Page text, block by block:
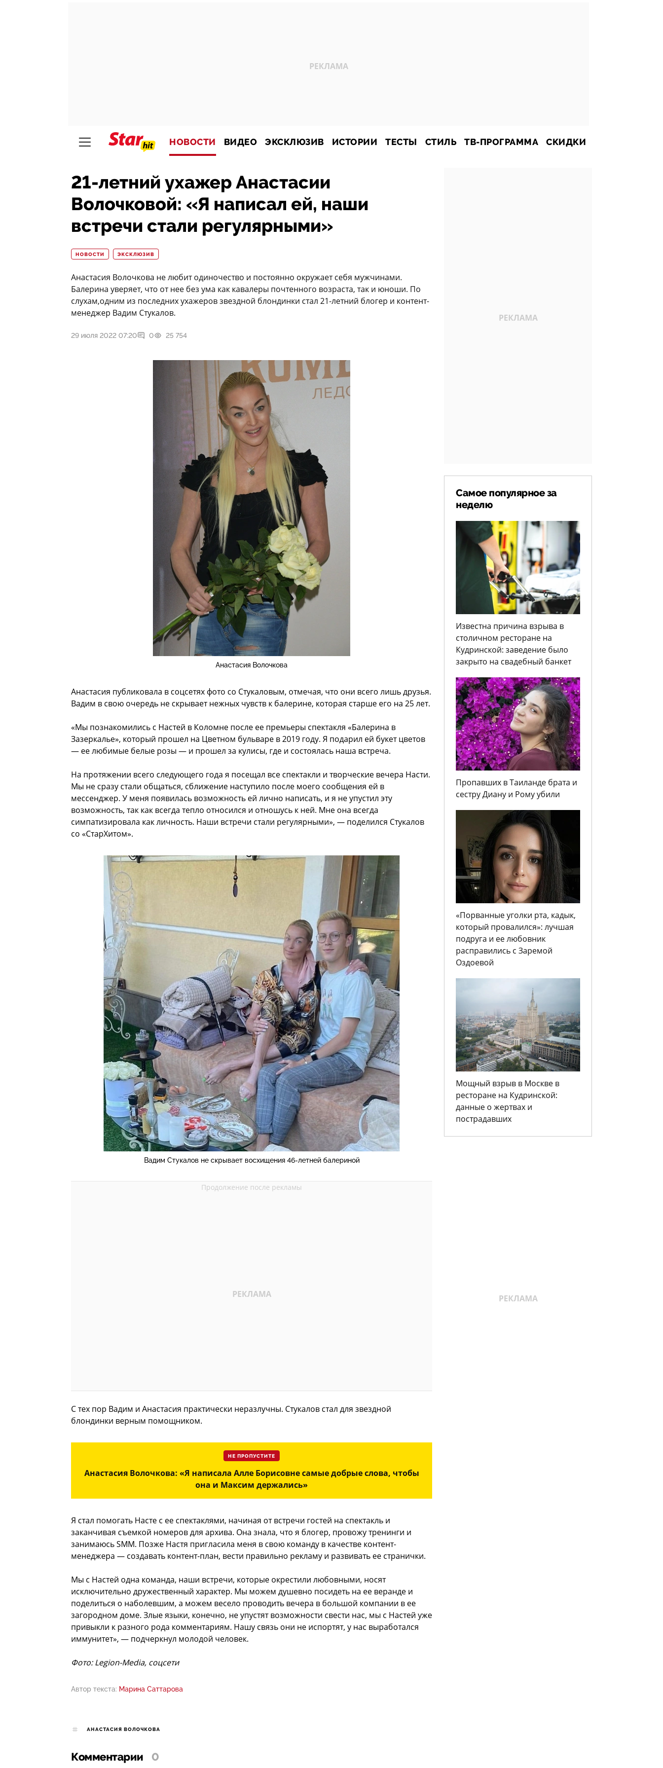
НОВОСТИ ВИДЕО ЭКСКЛЮЗИВ ИСТОРИИ ТЕСТЫ СТИЛЬ ТВ-ПРОГРАММА СКИДКИ
21-летний ухажер Анастасии
Волочковой: «Я написал ей, наши
встречи стали регулярными»
НОВОСТИ ЭКСКЛЮЗИВ
Анастасия Волочкова не любит одиночество и постоянно окружает себя мужчинами.
Балерина уверяет, что от нее без ума как кавалеры почтенного возраста, так и юноши. По
слухам,одним из последних ухажеров звездной блондинки стал 21-летний блогер и контент-
менеджер Вадим Стукалов.
29 июля 2022 07:20 0 25 754
Анастасия Волочкова
Анастасия публиковала в соцсетях фото со Стукаловым, отмечая, что они всего лишь друзья.
Вадим в свою очередь не скрывает нежных чувств к балерине, которая старше его на 25 лет.
«Мы познакомились с Настей в Коломне после ее премьеры спектакля «Балерина в
Зазеркалье», который прошел на Цветном бульваре в 2019 году. Я подарил ей букет цветов
— ее любимые белые розы — и прошел за кулисы, где и состоялась наша встреча.
На протяжении всего следующего года я посещал все спектакли и творческие вечера Насти.
Мы не сразу стали общаться, сближение наступило после моего сообщения ей в
мессенджер. У меня появилась возможность ей лично написать, и я не упустил эту
возможность, так как всегда тепло относился и отношусь к ней. Мне она всегда
симпатизировала как личность. Наши встречи стали регулярными», — поделился Стукалов
со «СтарХитом».
Вадим Стукалов не скрывает восхищения 46-летней балериной
С тех пор Вадим и Анастасия практически неразлучны. Стукалов стал для звездной
блондинки верным помощником.
НЕ ПРОПУСТИТЕ
Анастасия Волочкова: «Я написала Алле Борисовне самые добрые слова, чтобы
она и Максим держались»
Я стал помогать Насте с ее спектаклями, начиная от встречи гостей на спектакль и
заканчивая съемкой номеров для архива. Она знала, что я блогер, провожу тренинги и
занимаюсь SMM. Позже Настя пригласила меня в свою команду в качестве контент-
менеджера — создавать контент-план, вести правильно рекламу и развивать ее странички.
Мы с Настей одна команда, наши встречи, которые окрестили любовными, носят
исключительно дружественный характер. Мы можем душевно посидеть на ее веранде и
поделиться о наболевшим, а можем весело проводить вечера в большой компании в ее
загородном доме. Злые языки, конечно, не упустят возможности свести нас, мы с Настей уже
привыкли к разного рода комментариям. Нашу связь они не испортят, у нас выработался
иммунитет», — подчеркнул молодой человек.
Фото: Legion-Media, соцсети
Автор текста: Марина Саттарова
АНАСТАСИЯ ВОЛОЧКОВА
Комментарии 0
Самое популярное за
неделю
Известна причина взрыва в
столичном ресторане на
Кудринской: заведение было
закрыто на свадебный банкет
Пропавших в Таиланде брата и
сестру Диану и Рому убили
«Порванные уголки рта, кадык,
который провалился»: лучшая
подруга и ее любовник
расправились с Заремой
Оздоевой
Мощный взрыв в Москве в
ресторане на Кудринской:
данные о жертвах и
пострадавших